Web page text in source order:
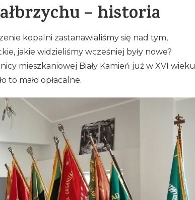
– historia
kopalni zastanawialiśmy się nad tym,
jakie widzieliśmy wcześniej były nowe?
mieszkaniowej Biały Kamień już w XVI wieku
to mało opłacalne.